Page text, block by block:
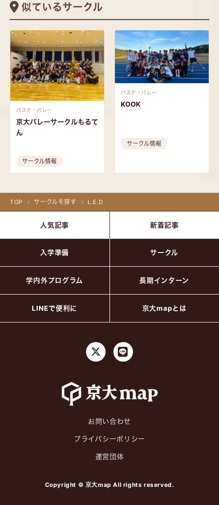
似ているサークル
バスケ・バレー
京大バレーサークルもるて
ん
サークル情報
バスケ・バレー
KOOK
サークル情報
TOP サークルを探す L.E.D
人気記事 新着記事
入学準備 サークル
学内外プログラム 長期インターン
LINEで便利に 京大mapとは
お問い合わせ
プライバシーポリシー
運営団体
Copyright © 京大map All rights reserved.